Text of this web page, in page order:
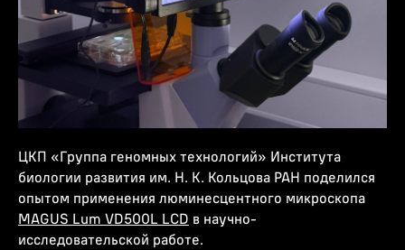
ЦКП «Группа геномных технологий» Института
биологии развития им. Н. К. Кольцова РАН поделился
опытом применения люминесцентного микроскопа
MAGUS Lum VD500L LCD в научно-
исследовательской работе.